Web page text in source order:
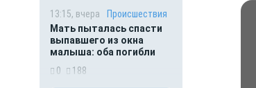
13:15, вчера
Происшествия
Мать пыталась спасти
выпавшего из окна
малыша: оба погибли
0
188